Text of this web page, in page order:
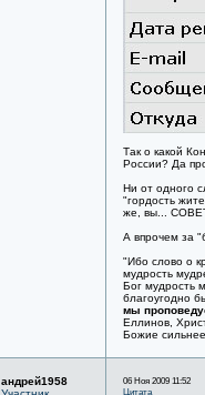
Так о какой
России? Да
Ни от одного
"гордость
же, вы...
А впрочем за
"Ибо слово о
мудрость
Бог мудрость
благоугодно
мы
Еллинов,
Божие
андрей1958
06 Ноя 2009 11:52
Цитата